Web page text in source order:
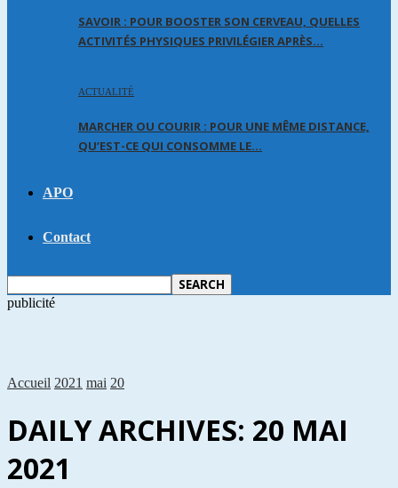
SAVOIR : POUR BOOSTER SON CERVEAU, QUELLES
ACTIVITÉS PHYSIQUES PRIVILÉGIER APRÈS…
ACTUALITÉ
MARCHER OU COURIR : POUR UNE MÊME DISTANCE,
QU’EST-CE QUI CONSOMME LE…
APO
Contact
publicité
Accueil 2021 mai 20
DAILY ARCHIVES: 20 MAI
2021